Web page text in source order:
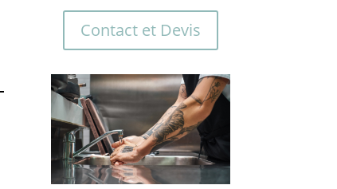
Contact et Devis